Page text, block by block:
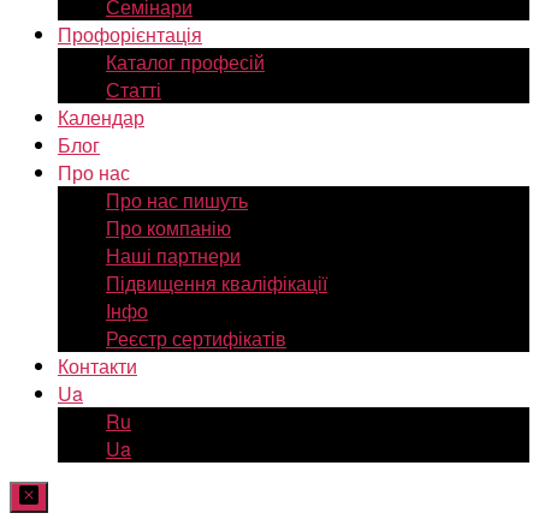
Семінари
Профорієнтація
Каталог професій
Статті
Календар
Блог
Про нас
Про нас пишуть
Про компанію
Наші партнери
Підвищення кваліфікації
Інфо
Реєстр сертифікатів
Контакти
Ua
Ru
Ua